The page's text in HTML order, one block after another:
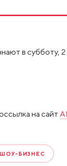
в субботу, 2
на сайт
БИЗНЕС